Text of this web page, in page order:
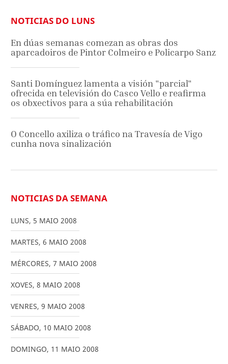
NOTICIAS DO LUNS
En dúas semanas comezan as obras dos
aparcadoiros de Pintor Colmeiro e Policarpo Sanz
Santi Domínguez lamenta a visión "parcial"
ofrecida en televisión do Casco Vello e reafirma
os obxectivos para a súa rehabilitación
O Concello axiliza o tráfico na Travesía de Vigo
cunha nova sinalización
NOTICIAS DA SEMANA
LUNS, 5 MAIO 2008
MARTES, 6 MAIO 2008
MÉRCORES, 7 MAIO 2008
XOVES, 8 MAIO 2008
VENRES, 9 MAIO 2008
SÁBADO, 10 MAIO 2008
DOMINGO, 11 MAIO 2008